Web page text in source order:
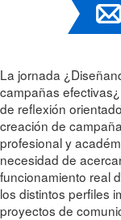
La jornada
campañas
de reflexión
creación de
profesional y
necesidad de
funcionamiento real
los distintos perfiles
proyectos de